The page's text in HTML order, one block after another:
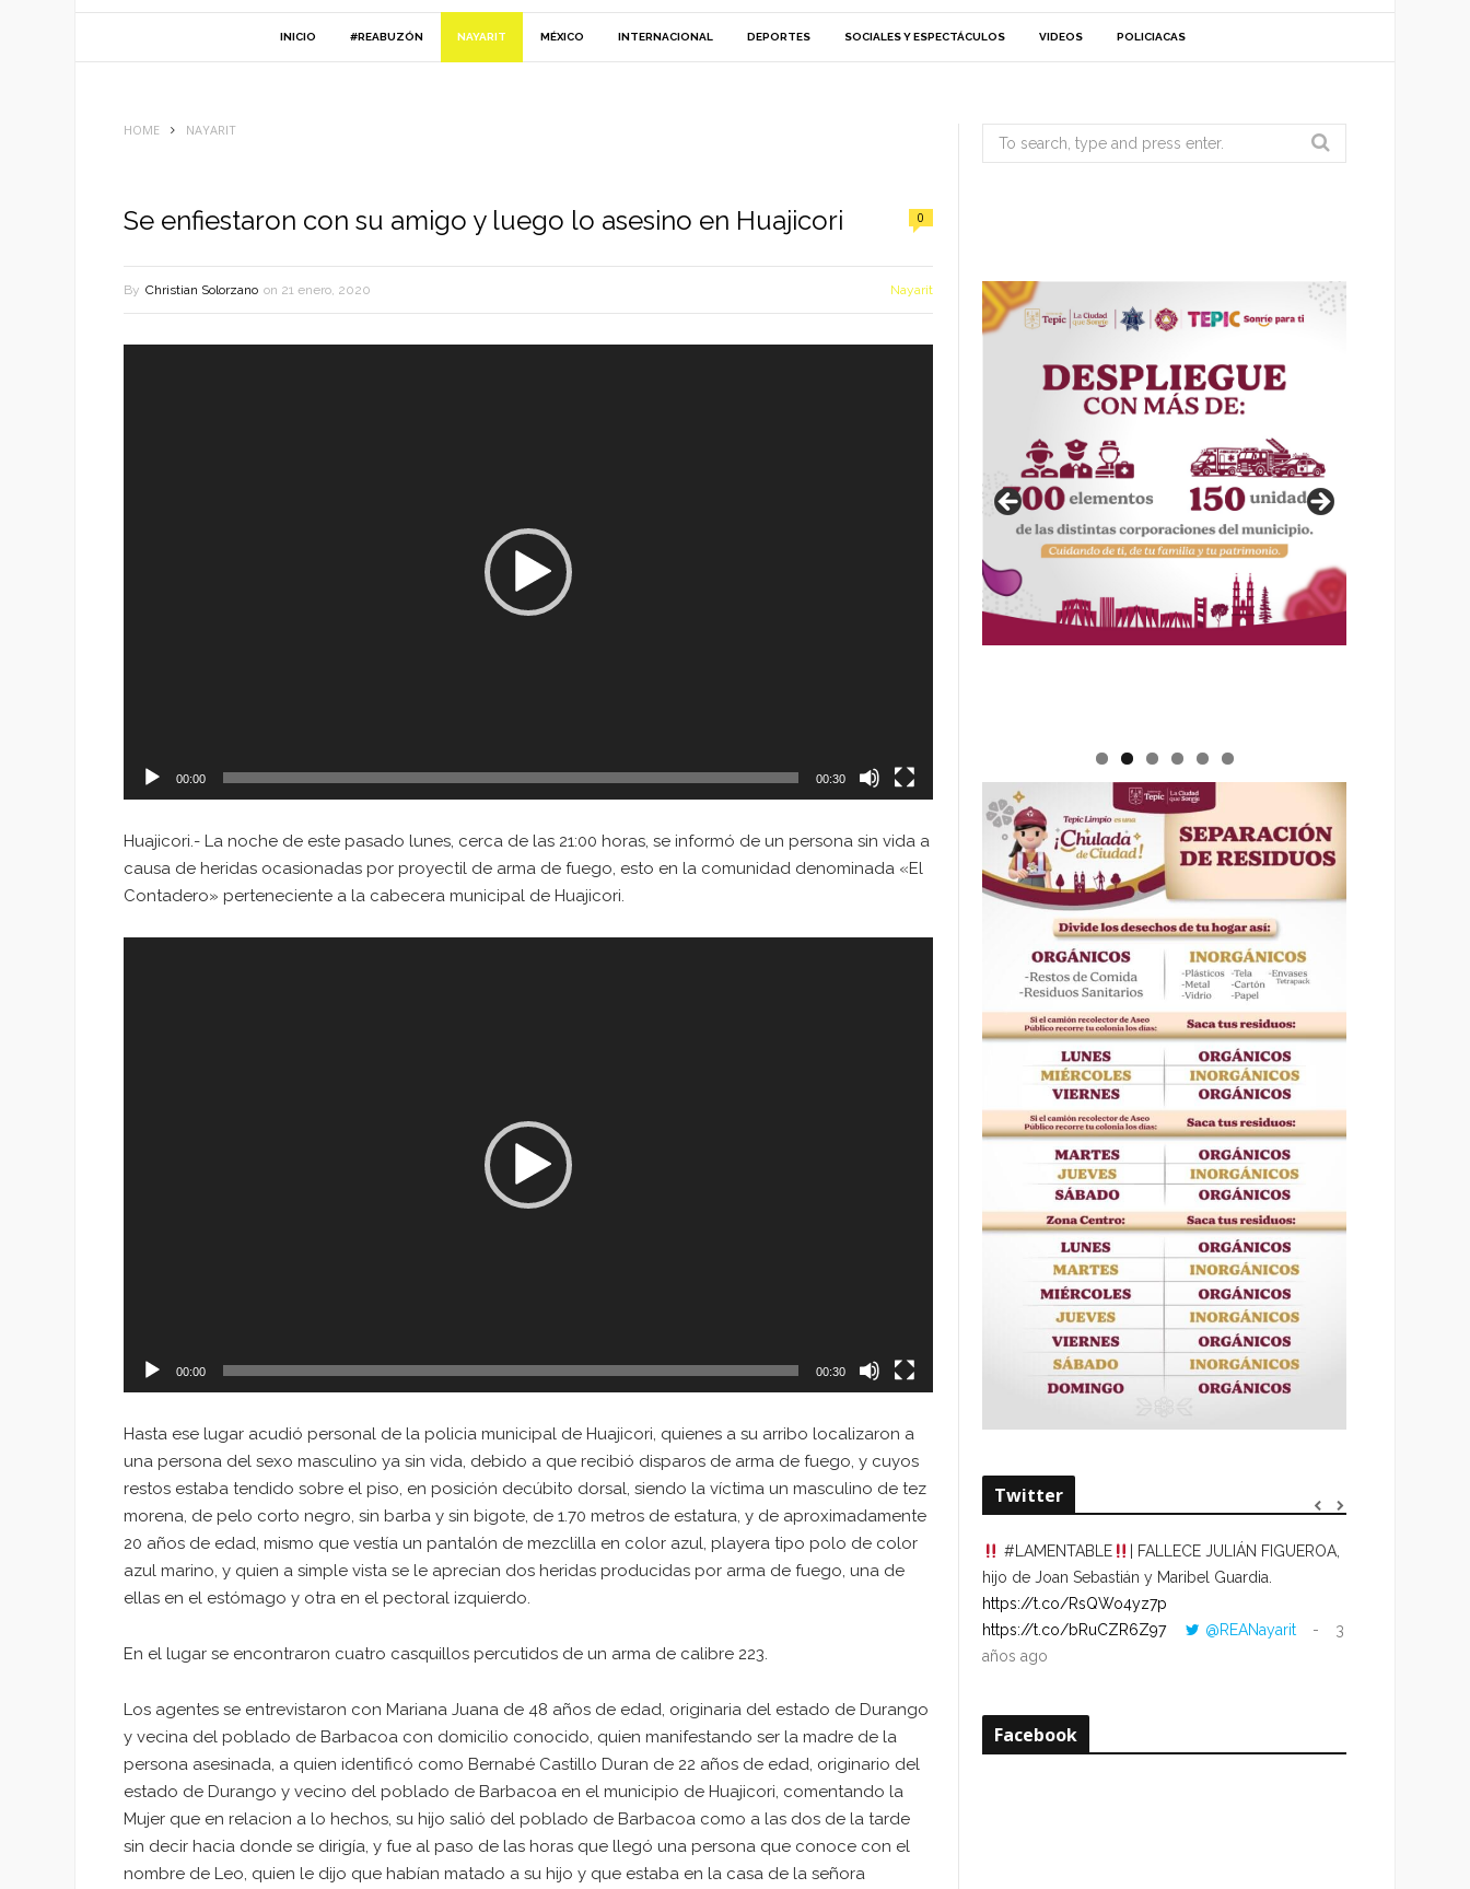
INICIO #REABUZÓN NAYARIT MÉXICO INTERNACIONAL DEPORTES SOCIALES Y ESPECTÁCULOS VIDEOS POLICIACAS
HOME NAYARIT
Se enfiestaron con su amigo y luego lo asesino en Huajicori 0
By Christian Solorzano on 21 enero, 2020 Nayarit
00:00 00:30
Huajicori.- La noche de este pasado lunes, cerca de las 21:00 horas, se informó de un persona sin vida a
causa de heridas ocasionadas por proyectil de arma de fuego, esto en la comunidad denominada «El
Contadero» perteneciente a la cabecera municipal de Huajicori.
00:00 00:30
Hasta ese lugar acudió personal de la policia municipal de Huajicori, quienes a su arribo localizaron a
una persona del sexo masculino ya sin vida, debido a que recibió disparos de arma de fuego, y cuyos
restos estaba tendido sobre el piso, en posición decúbito dorsal, siendo la víctima un masculino de tez
morena, de pelo corto negro, sin barba y sin bigote, de 1.70 metros de estatura, y de aproximadamente
20 años de edad, mismo que vestía un pantalón de mezclilla en color azul, playera tipo polo de color
azul marino, y quien a simple vista se le aprecian dos heridas producidas por arma de fuego, una de
ellas en el estómago y otra en el pectoral izquierdo.
En el lugar se encontraron cuatro casquillos percutidos de un arma de calibre 223.
Los agentes se entrevistaron con Mariana Juana de 48 años de edad, originaria del estado de Durango
y vecina del poblado de Barbacoa con domicilio conocido, quien manifestando ser la madre de la
persona asesinada, a quien identificó como Bernabé Castillo Duran de 22 años de edad, originario del
estado de Durango y vecino del poblado de Barbacoa en el municipio de Huajicori, comentando la
Mujer que en relacion a lo hechos, su hijo salió del poblado de Barbacoa como a las dos de la tarde
sin decir hacia donde se dirigía, y fue al paso de las horas que llegó una persona que conoce con el
nombre de Leo, quien le dijo que habían matado a su hijo y que estaba en la casa de la señora
Search
for:
Twitter
#LAMENTABLE
| FALLECE JULIÁN FIGUEROA,
hijo de Joan Sebastián y Maribel Guardia.
https://t.co/RsQWo4yz7p
https://t.co/bRuCZR6Z97
@REANayarit
3
años ago
Facebook